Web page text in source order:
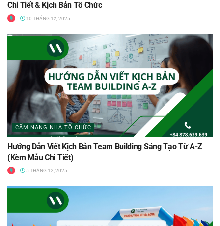
Chi Tiết & Kịch Bản Tổ Chức
10 THÁNG 12, 2025
CẨM NANG NHÀ TỔ CHỨC
Hướng Dẫn Viết Kịch Bản Team Building Sáng Tạo Từ A-Z
(Kèm Mẫu Chi Tiết)
5 THÁNG 12, 2025